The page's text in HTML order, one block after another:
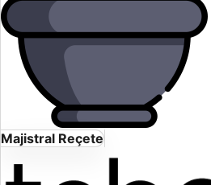
Majistral Reçete